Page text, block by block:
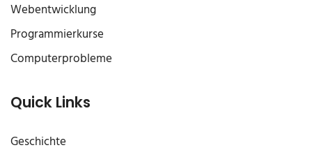
Webentwicklung
Programmierkurse
Computerprobleme
Quick Links
Geschichte